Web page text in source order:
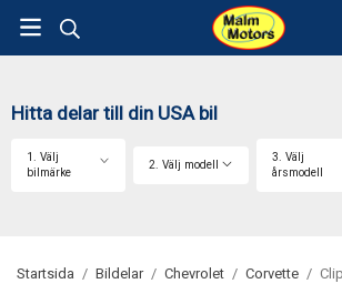
Hitta delar till din USA bil
1. Välj
bilmärke
2. Välj modell
3. Välj
årsmodell
Startsida / Bildelar / Chevrolet / Corvette /